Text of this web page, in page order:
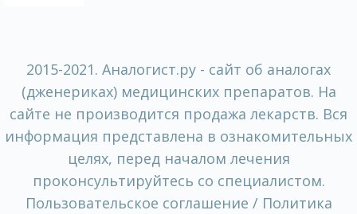
2015-2021. Аналогист.ру - сайт об аналогах
(дженериках) медицинских препаратов. На
сайте не производится продажа лекарств. Вся
информация представлена в ознакомительных
целях, перед началом лечения
проконсультируйтесь со специалистом.
Пользовательское соглашение / Политика